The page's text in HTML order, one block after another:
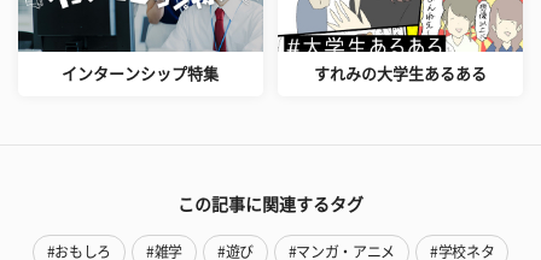
インターンシップ特集 すれみの大学生あるある
この記事に関連するタグ
#おもしろ #雑学 #遊び #マンガ・アニメ #学校ネタ